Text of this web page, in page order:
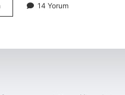
Akromegali
ilaci
14 Yorum